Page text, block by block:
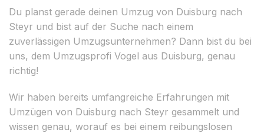
Du planst gerade deinen Umzug von Duisburg nach
Steyr und bist auf der Suche nach einem
zuverlässigen Umzugsunternehmen? Dann bist du bei
uns, dem Umzugsprofi Vogel aus Duisburg, genau
richtig!
Wir haben bereits umfangreiche Erfahrungen mit
Umzügen von Duisburg nach Steyr gesammelt und
wissen genau, worauf es bei einem reibungslosen